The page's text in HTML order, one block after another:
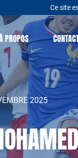
Ce site
PROPOS
2025